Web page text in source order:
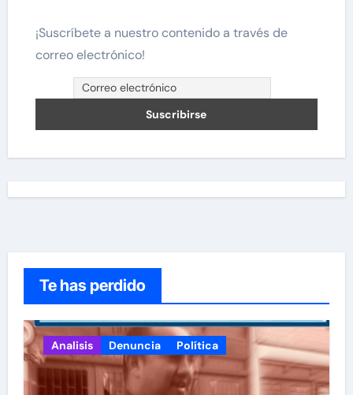
¡Suscríbete a nuestro contenido a través de
correo electrónico!
Te has perdido
Analisis Denuncia Política